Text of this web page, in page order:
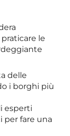
le
delle
i borghi più
esperti
per fare una